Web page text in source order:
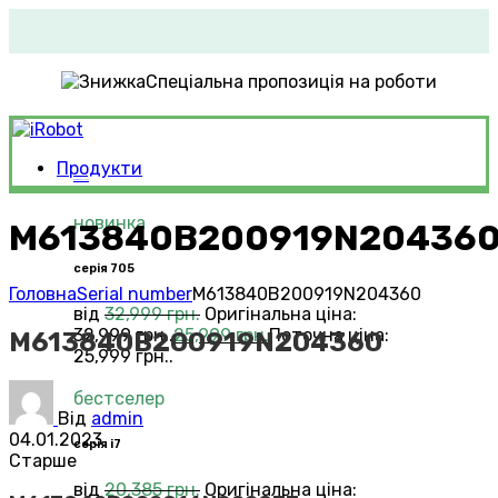
Спеціальна пропозиція на роботи
Продукти
новинка
серія 705
від 32,999грн. Оригінальна ціна:
32,999 грн..25,999грн.Поточна ціна:
25,999 грн..
бестселер
серія i7
від 20,385грн. Оригінальна ціна:
ГоловнаSerial numberM613840B200919N204360
M613840B200919N204360
Від admin
04.01.2023
Старше